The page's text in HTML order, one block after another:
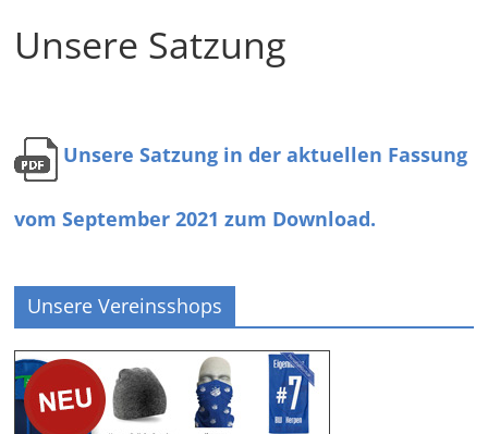
Unsere Satzung
Unsere Satzung in der aktuellen Fassung
vom September 2021 zum Download.
Unsere Vereinsshops